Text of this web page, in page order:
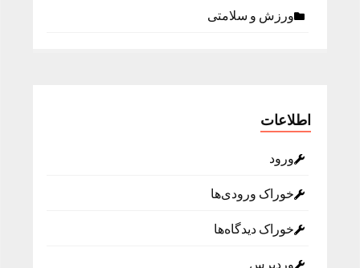
ورزش و سلامتی
اطلاعات
ورود
خوراک ورودی‌ها
خوراک دیدگاه‌ها
وردپرس